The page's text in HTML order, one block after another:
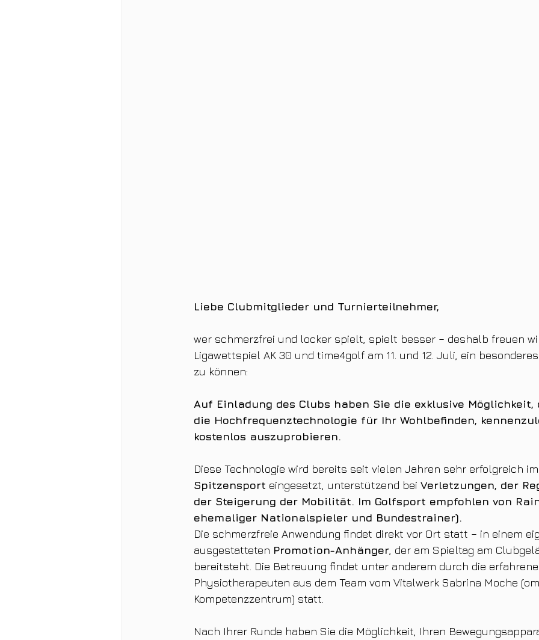
Liebe Clubmitglieder und Turnierteilnehmer,
wer schmerzfrei und locker spielt, spielt besser – deshalb freuen
Ligawettspiel AK 30 und time4golf am 11. und 12. Juli, ein
zu können:
Auf Einladung des Clubs haben Sie die exklusive
die Hochfrequenztechnologie für Ihr Wohlbefinden,
kostenlos auszuprobieren.
Diese Technologie wird bereits seit vielen Jahren sehr erfolgreich
Spitzensport eingesetzt, unterstützend bei Verletzungen, der
der Steigerung der Mobilität. Im Golfsport empfohlen von
ehemaliger Nationalspieler und Bundestrainer).
Die schmerzfreie Anwendung findet direkt vor Ort statt – in einem
ausgestatteten Promotion-Anhänger , der am Spieltag am
bereitsteht. Die Betreuung findet unter anderem durch die
Physiotherapeuten aus dem Team vom Vitalwerk Sabrina Moche
Kompetenzzentrum) statt.
Nach Ihrer Runde haben Sie die Möglichkeit, Ihren